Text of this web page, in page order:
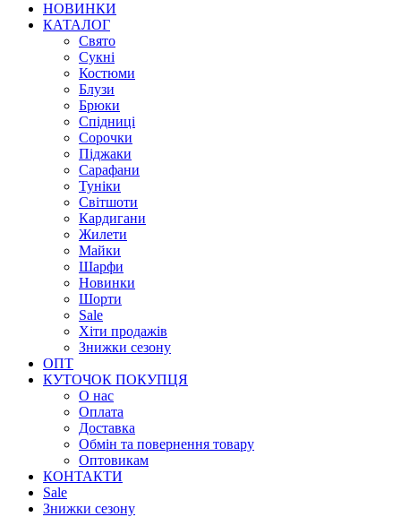
НОВИНКИ
КАТАЛОГ
Свято
Сукні
Костюми
Блузи
Брюки
Спідниці
Сорочки
Піджаки
Сарафани
Туніки
Світшоти
Кардигани
Жилети
Майки
Шарфи
Новинки
Шорти
Sale
Хіти продажів
Знижки сезону
ОПТ
КУТОЧОК ПОКУПЦЯ
О нас
Оплата
Доставка
Обмін та повернення товару
Оптовикам
КОНТАКТИ
Sale
Знижки сезону